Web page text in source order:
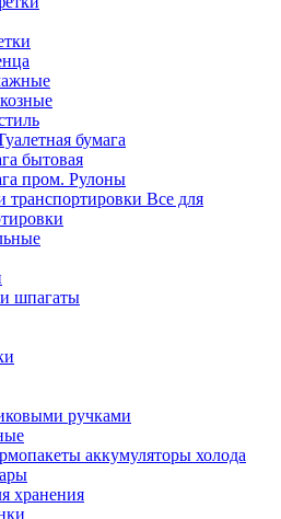
бумага
бытовая
пром. Рулоны
Все для
шпагаты
ручками
аккумуляторы холода
хранения